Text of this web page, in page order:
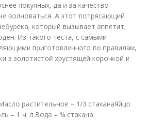
покупных, да и за качество
волноваться. А этот потрясающий
который вызывает аппетит,
Из такого теста, с самыми
приготовленного по правилам,
з золотистой хрустящей корочкой и
растительное – 1/3 стаканаЯйцо
– 1 ч. л.Вода – ¾ стакана